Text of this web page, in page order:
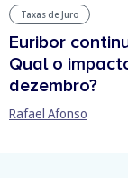
Taxas de Juro
Euribor
Qual o
dezembro?
Rafael Afonso